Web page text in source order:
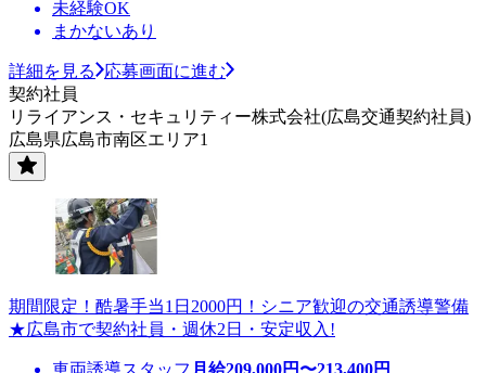
未経験OK
まかないあり
詳細を見る
応募画面に進む
契約社員
リライアンス・セキュリティー株式会社(広島交通契約社員)
広島県広島市南区エリア1
期間限定！酷暑手当1日2000円！シニア歓迎の交通誘導警備
★広島市で契約社員・週休2日・安定収入!
車両誘導スタッフ 月給209,000円〜213,400円